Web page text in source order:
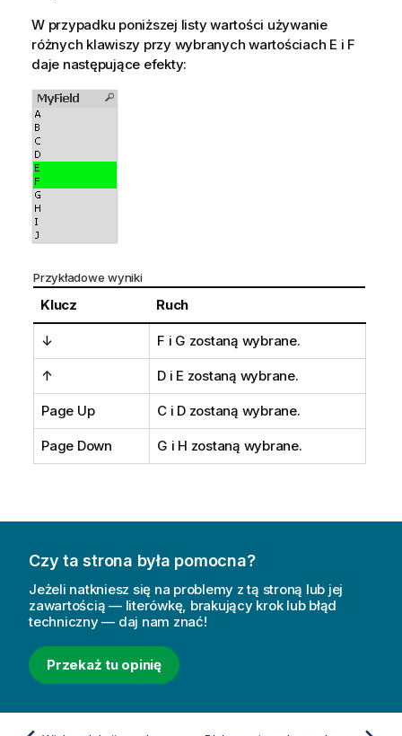
W przypadku poniższej listy wartości używanie
różnych klawiszy przy wybranych wartościach E i F
daje następujące efekty:
Przykładowe wyniki
Klucz Ruch
↓ F i G zostaną wybrane.
↑ D i E zostaną wybrane.
Page Up C i D zostaną wybrane.
Page Down G i H zostaną wybrane.
Czy ta strona była pomocna?
Jeżeli natkniesz się na problemy z tą stroną lub jej
zawartością — literówkę, brakujący krok lub błąd
techniczny — daj nam znać!
Przekaż tu opinię